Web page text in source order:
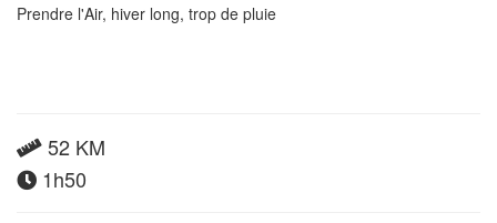
Prendre l'Air, hiver long, trop de pluie
52 KM
1h50